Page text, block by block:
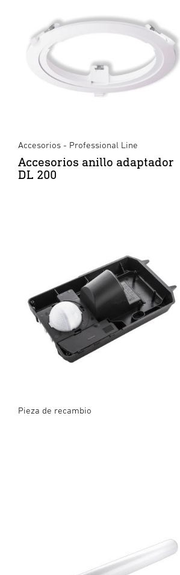
Accesorios - Professional Line
Accesorios anillo adaptador
DL 200
Pieza de recambio